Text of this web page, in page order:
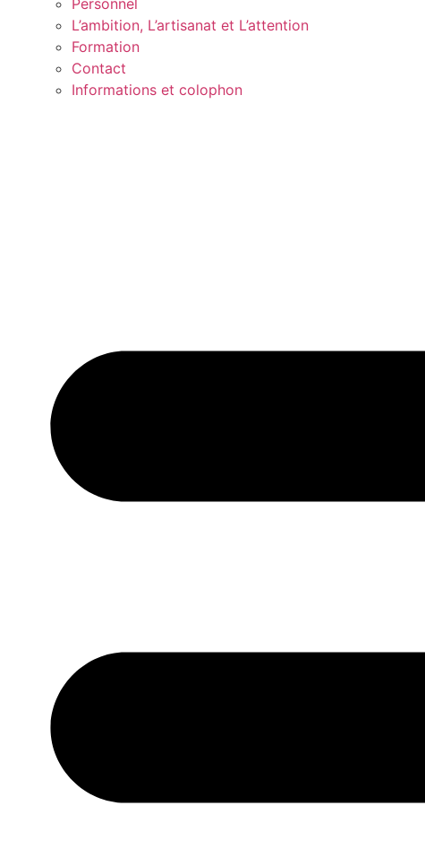
Personnel
L’ambition, L’artisanat et L’attention
Formation
Contact
Informations et colophon